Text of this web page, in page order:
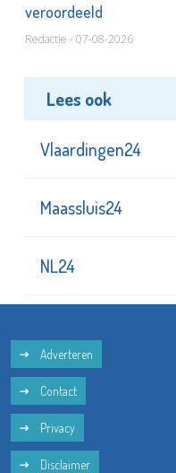
veroordeeld
Redactie - 07-08-2026
Lees ook
Vlaardingen24
Maassluis24
NL24
Adverteren
Contact
Privacy
Disclaimer